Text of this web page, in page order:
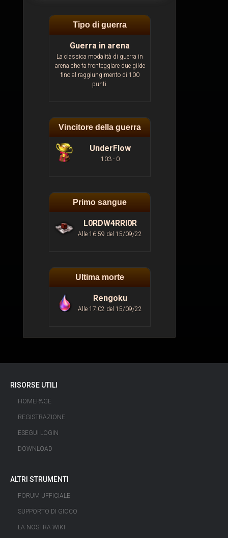
Tipo di guerra
Guerra in arena
La classica modalità di guerra in
arena che fa fronteggiare due gilde
fino al raggiungimento di 100
punti.
Vincitore della guerra
UnderFlow
103 - 0
Primo sangue
L0RDW4RRI0R
Alle 16:59 del 15/09/22
Ultima morte
Rengoku
Alle 17:02 del 15/09/22
RISORSE UTILI
HOMEPAGE
REGISTRAZIONE
ESEGUI LOGIN
DOWNLOAD
ALTRI STRUMENTI
FORUM UFFICIALE
SUPPORTO DI GIOCO
LA NOSTRA WIKI